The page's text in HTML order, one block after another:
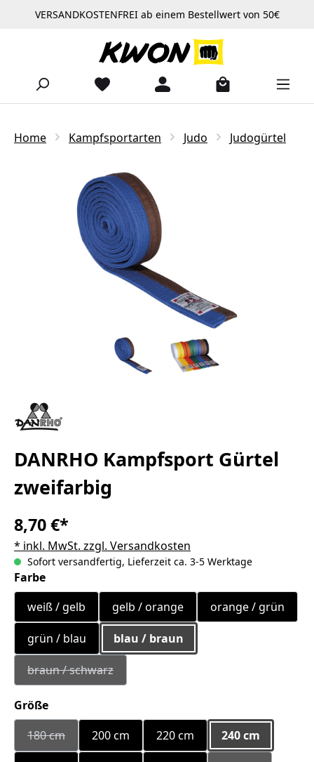
Zum Hauptinhalt springen
VERSANDKOSTENFREI ab einem Bestellwert von 50€
Home Kampfsportarten Judo Judogürtel
Bildergalerie überspringen
DANRHO Kampfsport Gürtel
zweifarbig
8,70 €*
* inkl. MwSt. zzgl. Versandkosten
Sofort versandfertig, Lieferzeit ca. 3-5 Werktage
Farbeauswählen
weiß / gelb
gelb / orange orange / grün
grün / blau blau / braun
braun / schwarz(Diese Option ist zurzeit nicht verfügbar.)
Größeauswählen
180 cm(Diese Option ist zurzeit nicht verfügbar.)
200 cm 220 cm 240 cm